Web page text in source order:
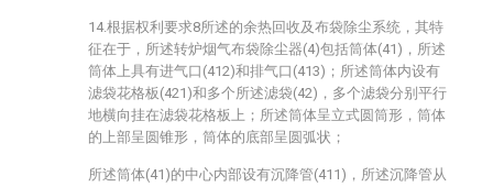
14.根据权利要求8所述的余热回收及布袋除尘系统，其特
征在于，所述转炉烟气布袋除尘器(4)包括筒体(41)，所述
筒体上具有进气口(412)和排气口(413)；所述筒体内设有
滤袋花格板(421)和多个所述滤袋(42)，多个滤袋分别平行
地横向挂在滤袋花格板上；所述筒体呈立式圆筒形，筒体
的上部呈圆锥形，筒体的底部呈圆弧状；
所述筒体(41)的中心内部设有沉降管(411)，所述沉降管从